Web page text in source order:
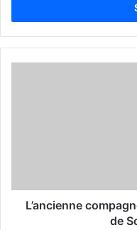
r
y
L’ancienne
de